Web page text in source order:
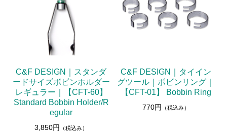
C&F DESIGN｜スタンダ
ードサイズボビンホルダー
レギュラー｜【CFT-60】
Standard Bobbin Holder/R
egular
3,850円 （税込み）
C&F DESIGN｜タイイン
グツール｜ボビンリング｜
【CFT-01】 Bobbin Ring
770円 （税込み）